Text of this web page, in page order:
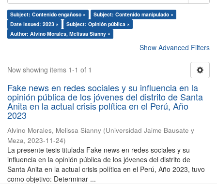
Subject: Contenido engañoso ×
Subject: Contenido manipulado ×
Date issued: 2023 ×
Subject: Opinión pública ×
Author: Alvino Morales, Melissa Sianny ×
Show Advanced Filters
Now showing items 1-1 of 1
Fake news en redes sociales y su influencia en la
opinión pública de los jóvenes del distrito de Santa
Anita en la actual crisis política en el Perú, Año
2023
Alvino Morales, Melissa Sianny (Universidad Jaime Bausate y
Meza, 2023-11-24)
La presente tesis titulada Fake news en redes sociales y su
influencia en la opinión pública de los jóvenes del distrito de
Santa Anita en la actual crisis política en el Perú, Año 2023, tuvo
como objetivo: Determinar ...